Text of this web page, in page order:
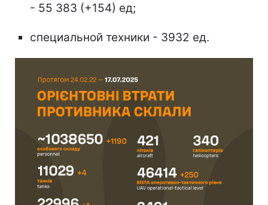
- 55 383 (+154) ед;
специальной техники - 3932 ед.